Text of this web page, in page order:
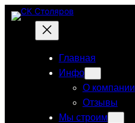
Перейти
содержимому
Главная
Инфо
О компании
Отзывы
Мы строим